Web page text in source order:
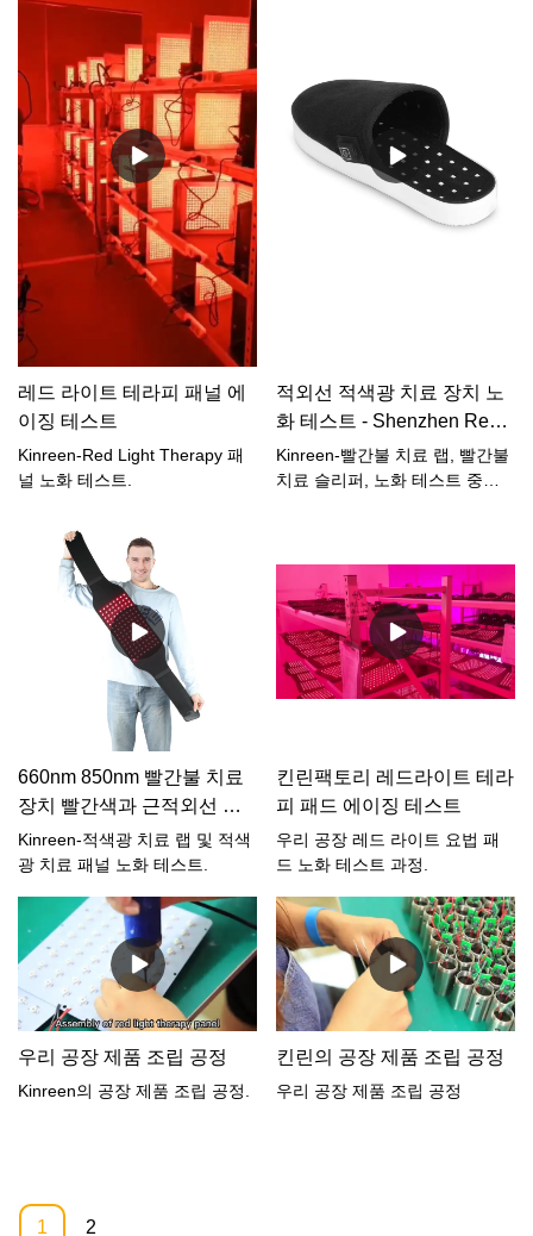
보장합니다. 우수성에 대한 이러
한 약속은 귀하에 대한 우리의
약속입니다.안전이 가장 중요하
며 노화 테스트는 잠재적인 문제
가 위험해지기 전에 이를 식별하
는 데 도움이 됩니다. 우리는 모
든 전기 부품, 배선 및 재료가 테
테스트는 고객이 웰빙 도구의 신
뢰성과 효율성을 신뢰할 수 있도
록 보장하기 위해 취하는 많은
단계 중 하나일 뿐입니다. 이 엄
되찾고 치유하는 힘을 받아들일
수 있도록 지원합니다.
션하여 배송 전에 잠재적인 문제
를 식별하고 해결할 수 있도록
합니다. 품질에 대한 우리의 약
속은 모든 장치가 최고의 상태로
고객에게 도달하여 적색 광선 요
법의 치료 이점을 제공할 준비가
되어 있음을 보장합니다.맞춤화
와 관련하여 우리는 귀하의 특정
요구에 맞게 제품을 맞춤화할 수
있는 다양한 옵션을 제공합니다.
브랜드나 미적 특성에 맞는 색상
을 선택할 수 있는 외부 색상 맞
춤화부터 적색광 스펙트럼 내의
파장 미세 조정에 이르기까지 대
상 응용 분야에 가장 효과적인
처리를 보장합니다. 또한 회사
로고가 눈에 띄게 표시된 컬러
박스 디자인을 포함한 맞춤형 패
키징 솔루션을 제공하여 브랜드
인지도와 고객 경험을 향상시킵
숙련된 팀을 통해 가장 복잡한
맞춤형 요청도 처리할 수 있으므
로 LED 적색광 치료 손전등이 혼
잡한 시장에서 눈에 띌 수 있습
니다. 귀하의 고유한 요구 사항
에 대해 논의하고 귀하의 비전을
실현하려면 지금 저희에게 연락
절 통증 완화 및 상처 치유, 체중
감소 등에 도움이 될 수 있습니
레드 라이트 테라피 패널 에
이징 테스트
Kinreen-Red Light Therapy 패
널 노화 테스트.
적외선 적색광 치료 장치 노
화 테스트 - Shenzhen Red
Light Therapy Manufacturer
Kinreen-빨간불 치료 랩, 빨간불
치료 슬리퍼, 노화 테스트 중인
660nm 850nm 빨간불 치료
장치 빨간색과 근적외선 노
화 테스트
Kinreen-적색광 치료 랩 및 적색
광 치료 패널 노화 테스트.
킨린팩토리 레드라이트 테라
피 패드 에이징 테스트
우리 공장 레드 라이트 요법 패
드 노화 테스트 과정.
우리 공장 제품 조립 공정
Kinreen의 공장 제품 조립 공정.
킨린의 공장 제품 조립 공정
우리 공장 제품 조립 공정
1 2